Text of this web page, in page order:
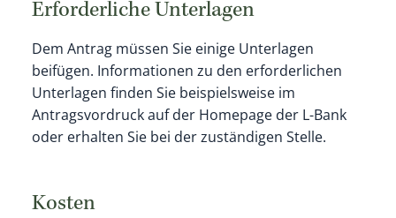
Erforderliche Unterlagen
Dem Antrag müssen Sie einige Unterlagen
beifügen. Informationen zu den erforderlichen
Unterlagen finden Sie beispielsweise im
Antragsvordruck auf der Homepage der L-Bank
oder erhalten Sie bei der zuständigen Stelle.
Kosten